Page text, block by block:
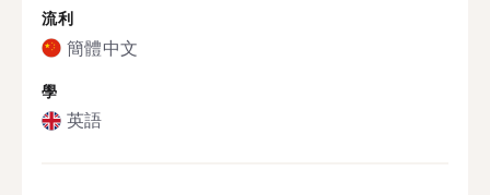
流利
簡體中文
學
英語